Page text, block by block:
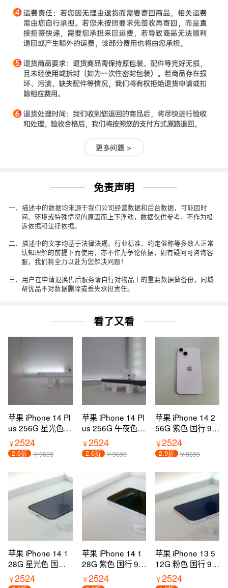
免责声明
一、描述中的数据均来源于我们公司经营数据和后台数据，可能因时
间、环境或特殊情况的原因而上下浮动，数据仅供参考，不作为投
诉依据和法律依据。
二、描述中的文字均基于法律法规、行业标准、约定俗称等多数人正常
认知理解的前提下而使用，亦不作为争论依据，如有疑问可咨询客
服，我们将全力以赴为您解决问题！
三、用户在申请退换售后服务请自行对物品上的重要数据做备份，同城
帮优品不对数据删除或丢失承担责任。
看了又看
苹果 iPhone 14 Pl
us 256G 星光色
国行 9新 5G全网
通 过保
￥2524
2.6折 ￥9699
苹果 iPhone 14 Pl
us 256G 午夜色
国行 9新 5G全网
通 过保
￥2524
2.6折 ￥9699
苹果 iPhone 14 2
56G 紫色 国行 9新
5G全网通 过保
￥2524
2.9折 ￥8699
苹果 iPhone 14 1
28G 星光色 国行 9
9新 5G全网通 过
保
￥2524
苹果 iPhone 14 1
28G 紫色 国行 99
新 5G全网通 过保
￥2524
苹果 iPhone 13 5
12G 粉色 国行 9新
5G全网通 过保
￥2524